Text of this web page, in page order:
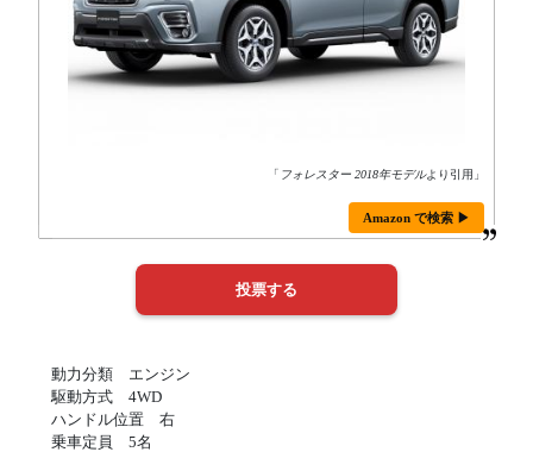
「 フォレスター 2018年モデルより引用」
Amazon で検索 ▶
動力分類 エンジン
駆動方式 4WD
ハンドル位置 右
乗車定員 5名